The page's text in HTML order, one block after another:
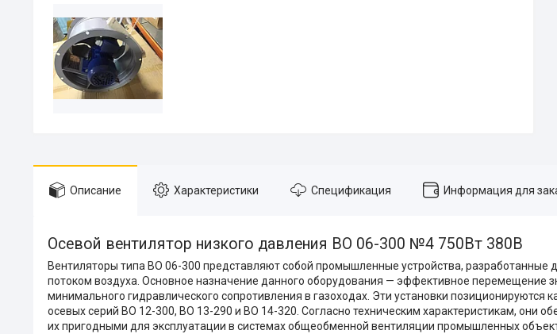
Описание Характеристики Спецификация Информация для
Осевой вентилятор низкого давления ВО 06-300 №4 750Вт 380В
Вентиляторы типа ВО 06-300 представляют собой промышленные устройства,
потоком воздуха. Основное назначение данного оборудования — эффективное перемещение
минимального гидравлического сопротивления в газоходах. Эти установки
осевых серий ВО 12-300, ВО 13-290 и ВО 14-320. Согласно техническим характеристикам, они
их пригодными для эксплуатации в системах общеобменной вентиляции промышленных